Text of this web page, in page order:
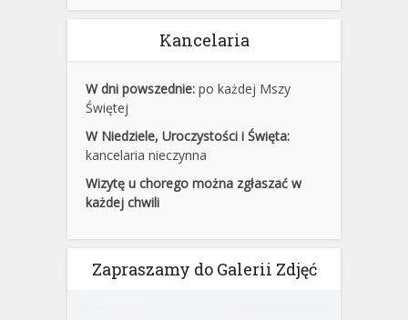
Kancelaria
W dni powszednie: po każdej Mszy
Świętej
W Niedziele, Uroczystości i Święta:
kancelaria nieczynna
Wizytę u chorego można zgłaszać w
każdej chwili
Zapraszamy do Galerii Zdjęć